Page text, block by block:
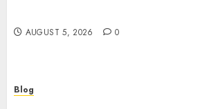
AUGUST 5, 2026 0
Blog